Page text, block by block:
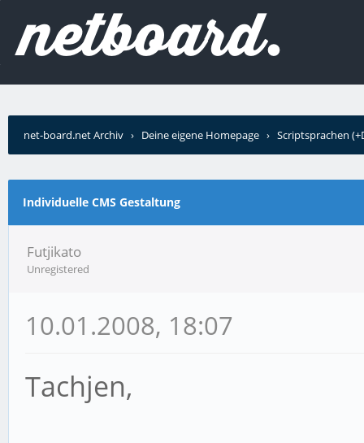
net-board.net Archiv › Deine eigene Homepage › Scriptsprachen
Individuelle CMS Gestaltung
Futjikato
Unregistered
10.01.2008, 18:07
Tachjen,